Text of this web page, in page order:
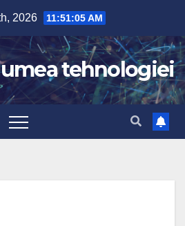
2026 11:51:06 AM
tehnologiei